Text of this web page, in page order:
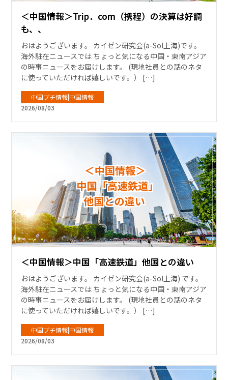
＜中国情報＞Trip．com（携程）の決算は好調
も、、
おはようございます。 カイゼン研究会(a-Sol上海)です。
海外駐在ニュースでは ちょっと気になる中国・東南アジア
の時事ニュースをお届けします。 (現地社員との話のネタ
に使っていただければ嬉しいです。） […]
中国プチ情報|中国情報
2026/08/03
＜中国情報＞中国「高速鉄道」他国との違い
おはようございます。 カイゼン研究会(a-Sol上海) です。
海外駐在ニュースでは ちょっと気になる中国・東南アジア
の時事ニュースをお届けします。 (現地社員との話のネタ
に使っていただければ嬉しいです。） […]
中国プチ情報|中国情報
2026/08/03